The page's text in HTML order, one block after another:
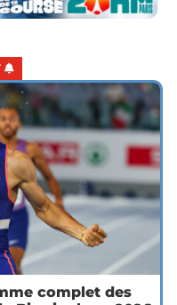
complet des